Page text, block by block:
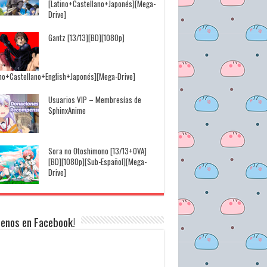
[Latino+Castellano+Japonés][Mega-
Drive]
Gantz [13/13][BD][1080p]
Drive]
Usuarios VIP – Membresías de
SphinxAnime
Sora no Otoshimono [13/13+OVA]
[BD][1080p][Sub-Español][Mega-
Drive]
en Facebook!